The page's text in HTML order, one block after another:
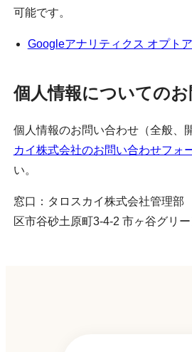
可能です。
Googleアナリティクス オプト
個人情報についての
個人情報のお問い合わせ（全般、
カイ株式会社のお問い合わせフォ
い。
窓口：タロスカイ株式会社管理
区市谷砂土原町3-4-2 市ヶ谷グリ